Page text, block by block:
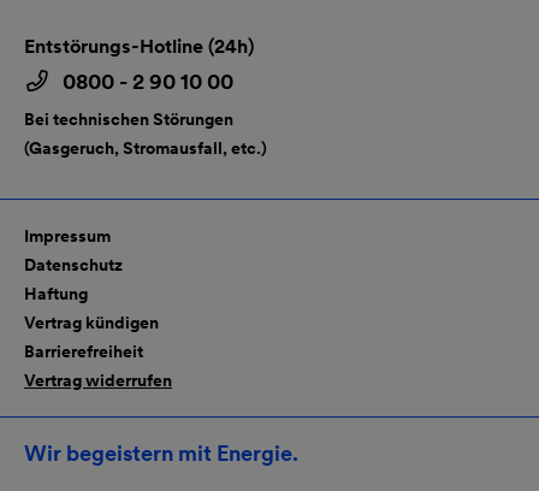
Entstörungs-Hotline (24h)
0800 - 2 90 10 00
Bei technischen Störungen
(Gasgeruch, Stromausfall, etc.)
Impressum
Datenschutz
Haftung
Vertrag kündigen
Barrierefreiheit
Vertrag widerrufen
Wir begeistern mit Energie.